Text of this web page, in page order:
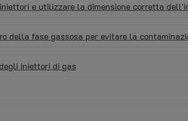
e utilizzare la dimensione corretta
della fase gassosa per evitare la
iniettori di gas